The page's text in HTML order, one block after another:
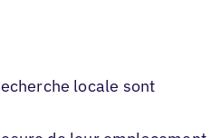
locale sont